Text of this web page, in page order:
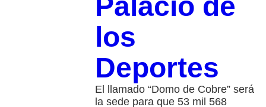
Palacio de
los
Deportes
El llamado “Domo de Cobre” será
la sede para que 53 mil 568